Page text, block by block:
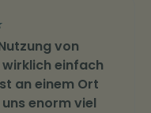
von
einfach
an einem Ort
enorm viel